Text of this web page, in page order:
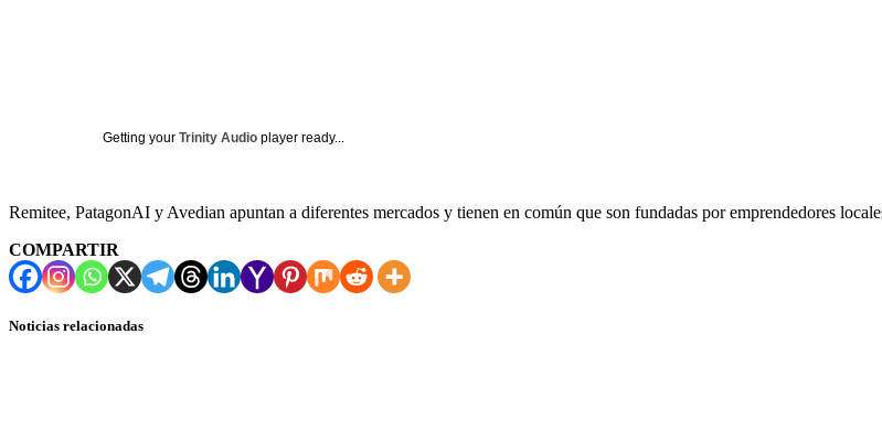
Getting your Trinity Audio player ready...
Remitee, PatagonAI y Avedian apuntan a diferentes mercados y tienen en común que son fundadas por emprendedores
COMPARTIR
Noticias relacionadas